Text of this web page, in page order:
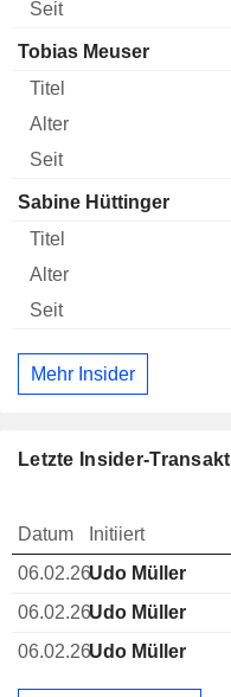
Tobias Meuser
Sabine Hüttinger
Mehr Insider
Letzte Insider-
Datum Initiiert
06.02.26Udo Müller
06.02.26Udo Müller
06.02.26Udo Müller